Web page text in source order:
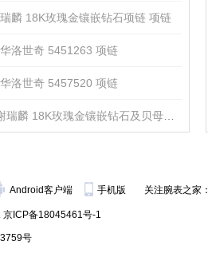
麟 18K玫瑰金镶嵌钻石项链 项链
洛世奇 5451263 项链
洛世奇 5457520 项链
瑞麟 18K玫瑰金镶嵌钻石及贝母项链 项链
Android客户端 手机版 关注腕表之家：
京ICP备18045461号-1
号